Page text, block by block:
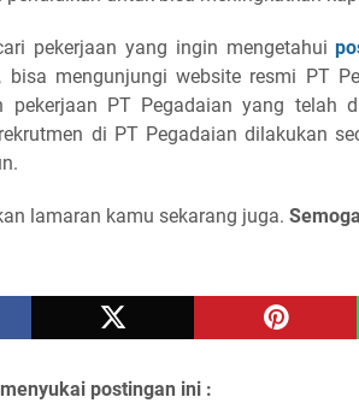
pekerjaan yang ingin mengetahui
bisa mengunjungi website resmi PT
pekerjaan PT Pegadaian yang telah
di PT Pegadaian dilakukan
lamaran kamu sekarang juga.
postingan ini :